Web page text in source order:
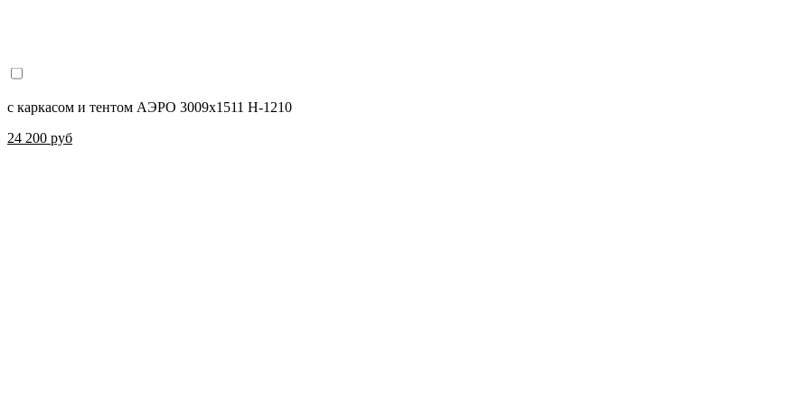
с каркасом и тентом АЭРО 3009х1511 Н-1210
24 200 руб